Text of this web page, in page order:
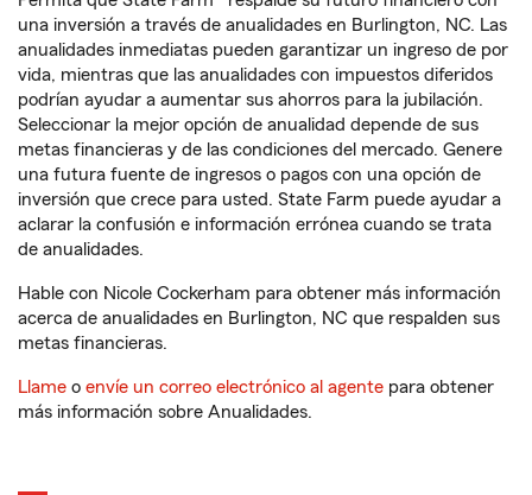
una inversión a través de anualidades en Burlington, NC. Las
anualidades inmediatas pueden garantizar un ingreso de por
vida, mientras que las anualidades con impuestos diferidos
podrían ayudar a aumentar sus ahorros para la jubilación.
Seleccionar la mejor opción de anualidad depende de sus
metas financieras y de las condiciones del mercado. Genere
una futura fuente de ingresos o pagos con una opción de
inversión que crece para usted. State Farm puede ayudar a
aclarar la confusión e información errónea cuando se trata
de anualidades.
Hable con Nicole Cockerham para obtener más información
acerca de anualidades en Burlington, NC que respalden sus
metas financieras.
Llame o envíe un correo electrónico al agente para obtener
más información sobre Anualidades.